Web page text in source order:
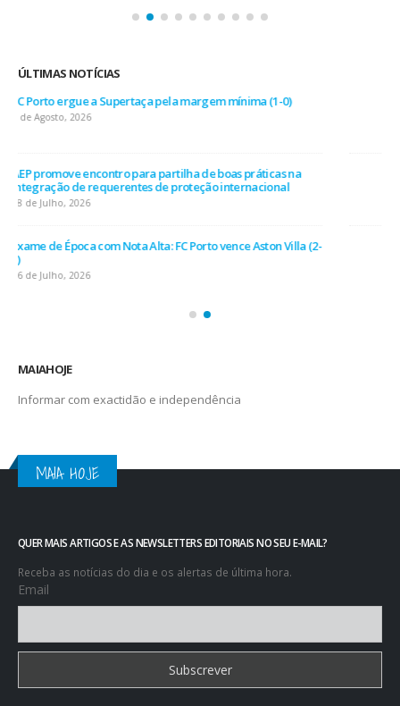
ÚLTIMAS NOTÍCIAS
AEP desafia empresas na QSP Summit e revela prioridades
do tecido empresarial em dois minutos
O Fator Humano na Era Algorítmica: As Grandes Linhas de
Força do QSP Summit 2026
7 de Julho, 2026
Leça FC vence Campeonato de Portugal na final do Jamor
MAIAHOJE
Informar com exactidão e independência
MAIA HOJE
QUER MAIS ARTIGOS E AS NEWSLETTERS EDITORIAIS NO SEU E-MAIL?
Receba as notícias do dia e os alertas de última hora.
Email